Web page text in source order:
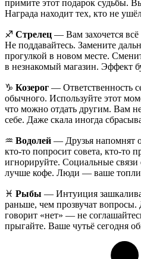
примите этот подарок судьбы.
Награда находит тех, кто не
♐️ Стрелец — Вам захочется всё
Не поддавайтесь. Замените
прогулкой в новом месте.
в незнакомый магазин. Эффект
♑️ Козерог — Ответственность
обычного. Используйте этот
что можно отдать другим. Вам
себе. Даже скала иногда
♒️ Водолей — Друзья напомнят о
кто-то попросит совета, кто-то
игнорируйте. Социальные связи
лучше кофе. Люди — ваше
♓️ Рыбы — Интуиция
раньше, чем прозвучат вопросы.
говорит «нет» — не
прыгайте. Ваше чутьё сегодня